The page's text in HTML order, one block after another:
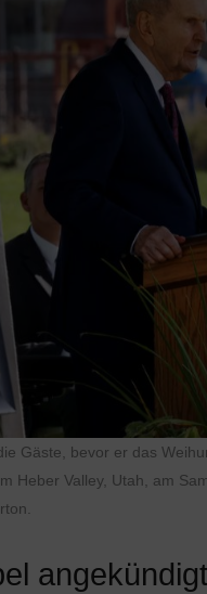
Gäste, bevor er das
Heber Valley, Utah, am